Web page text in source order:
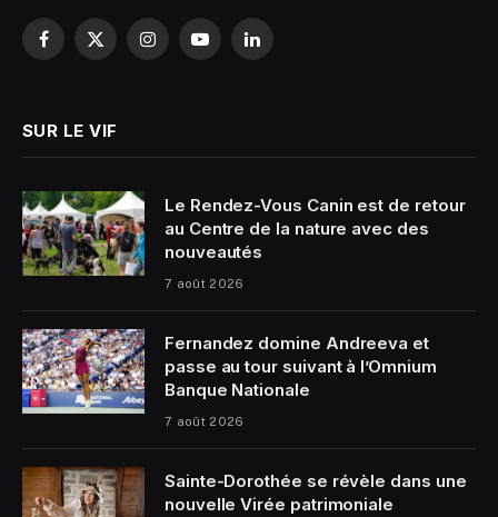
Facebook
X
InstagramYouTubeLinkedIn
SUR LE VIF
Le Rendez-Vous Canin est de retour
au Centre de la nature avec des
nouveautés
7 août 2026
Fernandez domine Andreeva et
passe au tour suivant à l’Omnium
Banque Nationale
7 août 2026
Sainte-Dorothée se révèle dans une
nouvelle Virée patrimoniale